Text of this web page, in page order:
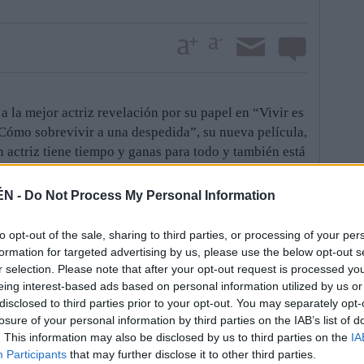
- Do Not Process My Personal Information
opt-out of the sale, sharing to third parties, or processing of your
for targeted advertising by us, please use the below opt-out
selection. Please note that after your opt-out request is processed
interest-based ads based on personal information utilized by us
to third parties prior to your opt-out. You may separately
of your personal information by third parties on the IAB’s list of
This information may also be disclosed by us to third parties on the
Participants that may further disclose it to other third parties.
la mejor actriz revelación por su papel en “Vivir es
sobrevivir a una despedida”, su nueva película,
actriz tiene tiempo y ganas para todo y también está
trabajo para televisión, la serie de Antena 3 “Bajo
meses.
cámara con Yon González, Blanca Romero,
Olivares o Lluis Homar, que son algunos de
se centra en la búsqueda de una menor que ha
de Bambú Producciones, Natalia de Molina
secuestrada, Eduardo. La linarense da vida a una
aunque su aspecto es de una chica poligonera, es
“A Leti le gusta salir de marcha, beber
novio, Eduardo. Está muy enamorada de él y le